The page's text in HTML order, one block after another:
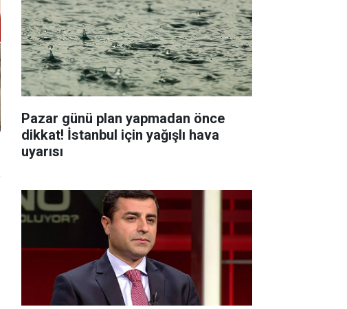
Pazar günü plan yapmadan önce
dikkat! İstanbul için yağışlı hava
uyarısı